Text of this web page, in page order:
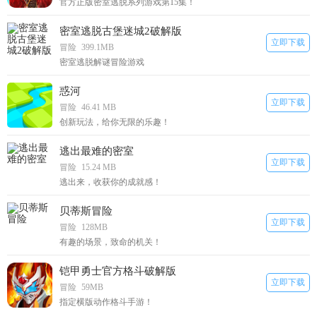
官方正版密室逃脱系列游戏第15集！
密室逃脱古堡迷城2破解版
冒险 399.1MB
密室逃脱解谜冒险游戏
立即下载
惑河
冒险 46.41 MB
创新玩法，给你无限的乐趣！
立即下载
逃出最难的密室
冒险
15.24 MB
逃出来，收获你的成就感！
立即下载
贝蒂斯冒险
冒险
128MB
有趣的场景，致命的机关！
立即下载
铠甲勇士官方格斗破解版
冒险 59MB
指定横版动作格斗手游！
立即下载